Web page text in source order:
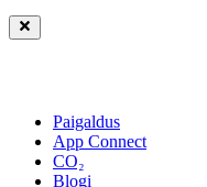
Paigaldus
App Connect
CO₂
Blogi